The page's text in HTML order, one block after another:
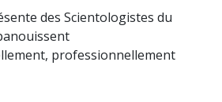
des Scientologistes du
professionnellement